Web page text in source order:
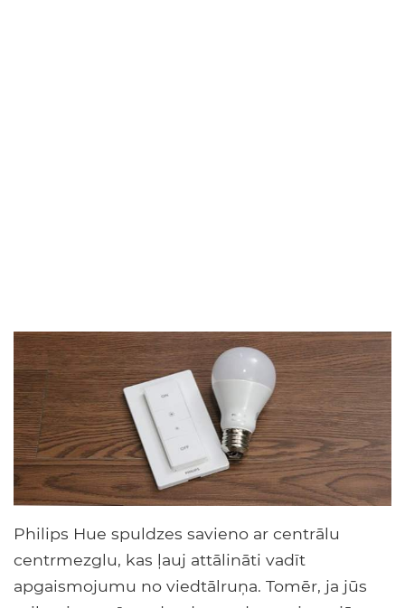
Philips Hue spuldzes savieno ar centrālu
centrmezglu, kas ļauj attālināti vadīt
apgaismojumu no viedtālruņa. Tomēr, ja jūs